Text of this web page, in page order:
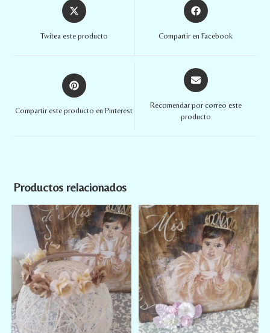
Twitea este producto Compartir en Facebook
Compartir este producto en Pinterest
Recomendar por correo este
producto
Productos relacionados